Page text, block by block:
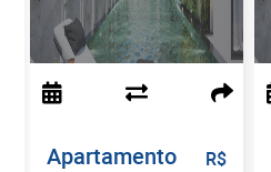
Apartamento R$